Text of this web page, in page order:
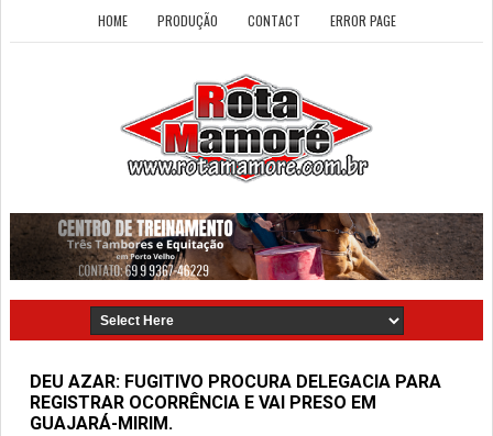
HOME PRODUÇÃO CONTACT ERROR PAGE
DEU AZAR: FUGITIVO PROCURA DELEGACIA PARA
REGISTRAR OCORRÊNCIA E VAI PRESO EM
GUAJARÁ-MIRIM.